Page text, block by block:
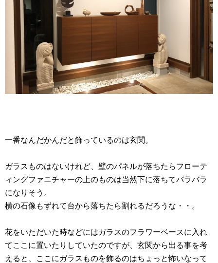
一番なんだかんだと飾っているのは玄関。
ガラスものはないけれど、壁のパネルが落ちたらフローテ
ィングファニチャーの上のものは当然下に落ちてバラバラ
になりそう。
横の石像もずれて台から落ちたら割れるだろうな・・。
花をいただいた時などにはガラスのフラワーベースに入れ
てここに置いたりしていたのですが、玄関から出る事を考
えると、ここにガラスものを飾るのはちょっと怖いなって